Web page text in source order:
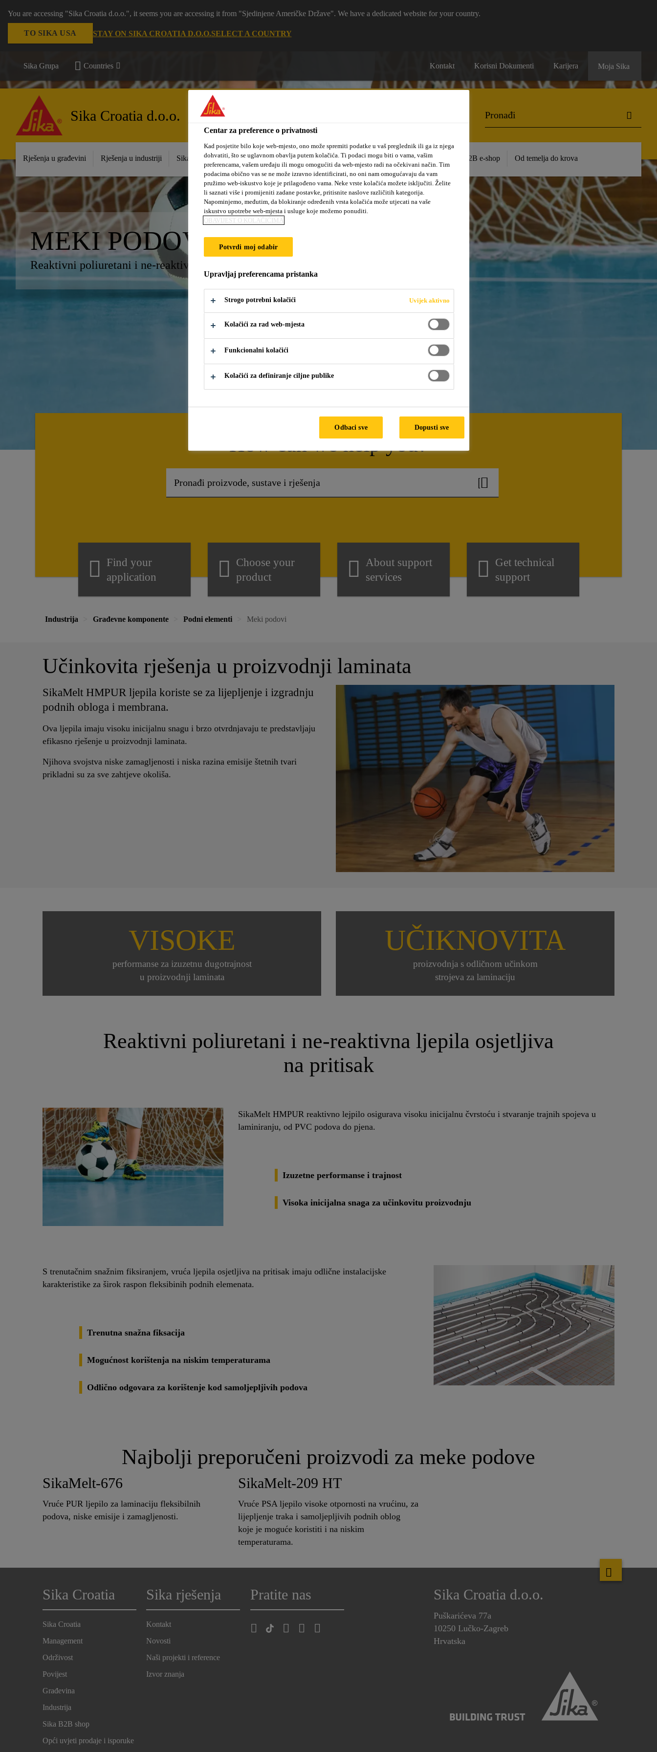
You are accessing "Sika Croatia d.o.o.", it seems you are accessing it from "Sjedinjene Američke Države". We have a dedicated website for your country.
TO SIKA USA STAY ON SIKA CROATIA D.O.O.SELECT A COUNTRY
Sika Grupa Countries Kontakt Korisni Dokumenti Karijera Moja Sika
Sika Croatia d.o.o.
Rješenja u građevini Rješenja u industriji Sika prodajna mjesta Novosti #dobrakemija O nama Projekti i reference B2B e-shop Od temelja do krova
MEKI PODOVI
Reaktivni poliuretani i ne-reaktivna ljepila osjetljiva na pritisak
How can we help you?
Find your
application
Choose your
product
About support
services
Get technical
support
Industrija Građevne komponente Podni elementi Meki podovi
Učinkovita rješenja u proizvodnji laminata
SikaMelt HMPUR ljepila koriste se za lijepljenje i izgradnju
podnih obloga i membrana.
Ova ljepila imaju visoku inicijalnu snagu i brzo otvrdnjavaju te predstavljaju
efikasno rješenje u proizvodnji laminata.
Njihova svojstva niske zamagljenosti i niska razina emisije štetnih tvari
prikladni su za sve zahtjeve okoliša.
VISOKE
performanse za izuzetnu dugotrajnost
u proizvodnji laminata
UČIKNOVITA
proizvodnja s odličnom učinkom
strojeva za laminaciju
Reaktivni poliuretani i ne-reaktivna ljepila osjetljiva
na pritisak
SikaMelt HMPUR reaktivno lejpilo osigurava visoku inicijalnu čvrstoću i stvaranje trajnih spojeva u
laminiranju, od PVC podova do pjena.
Izuzetne performanse i trajnost
Visoka inicijalna snaga za učinkovitu proizvodnju
S trenutačnim snažnim fiksiranjem, vruća ljepila osjetljiva na pritisak imaju odlične instalacijske
karakteristike za širok raspon fleksibinih podnih elemenata.
Trenutna snažna fiksacija
Mogućnost korištenja na niskim temperaturama
Odlično odgovara za korištenje kod samoljepljivih podova
Najbolji preporučeni proizvodi za meke podove
SikaMelt-676
Vruće PUR ljepilo za laminaciju fleksibilnih
podova, niske emisije i zamagljenosti.
SikaMelt-209 HT
Vruće PSA ljepilo visoke otpornosti na vrućinu, za
lijepljenje traka i samoljepljivih podnih oblog
koje je moguće koristiti i na niskim
temperaturama.
Sika Croatia
Sika Croatia
Management
Održivost
Povijest
Građevina
Industrija
Sika B2B shop
Opći uvjeti prodaje i isporuke
Sika rješenja
Kontakt
Novosti
Naši projekti i reference
Izvor znanja
Pratite nas Sika Croatia d.o.o.
Puškarićeva 77a
10250 Lučko-Zagreb
Hrvatska
Centar za preference o privatnosti
Kad posjetite bilo koje web-mjesto, ono može spremiti podatke u vaš preglednik ili ga iz njega
dohvatiti, što se uglavnom obavlja putem kolačića. Ti podaci mogu biti o vama, vašim
preferencama, vašem uređaju ili mogu omogućiti da web-mjesto radi na očekivani način. Tim
podacima obično vas se ne može izravno identificirati, no oni nam omogućavaju da vam
pružimo web-iskustvo koje je prilagođeno vama. Neke vrste kolačića možete isključiti. Želite
li saznati više i promijeniti zadane postavke, pritisnite naslove različitih kategorija.
Napominjemo, međutim, da blokiranje određenih vrsta kolačića može utjecati na vaše
iskustvo upotrebe web-mjesta i usluge koje možemo ponuditi.
OBAVIJEST O KOLAČIĆIMA
Potvrdi moj odabir
Upravljaj preferencama pristanka
Strogo potrebni kolačići Uvijek aktivno
Kolačići za rad web-mjesta
Funkcionalni kolačići
Kolačići za definiranje ciljne publike
Odbaci sve Dopusti sve